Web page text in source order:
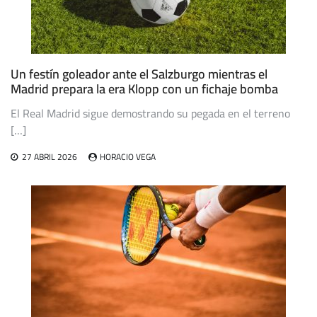
Un festín goleador ante el Salzburgo mientras el
Madrid prepara la era Klopp con un fichaje bomba
El Real Madrid sigue demostrando su pegada en el terreno
[…]
27 ABRIL 2026 HORACIO VEGA